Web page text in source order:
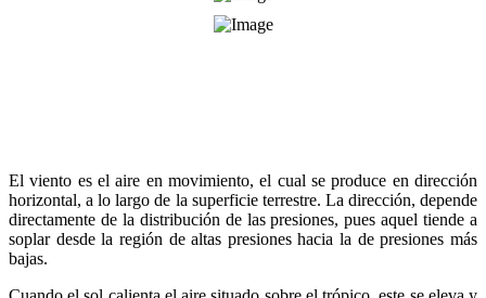
El viento es el aire en movimiento, el cual se produce en dirección
horizontal, a lo largo de la superficie terrestre. La dirección, depende
directamente de la distribución de las presiones, pues aquel tiende a
soplar desde la región de altas presiones hacia la de presiones más
bajas.